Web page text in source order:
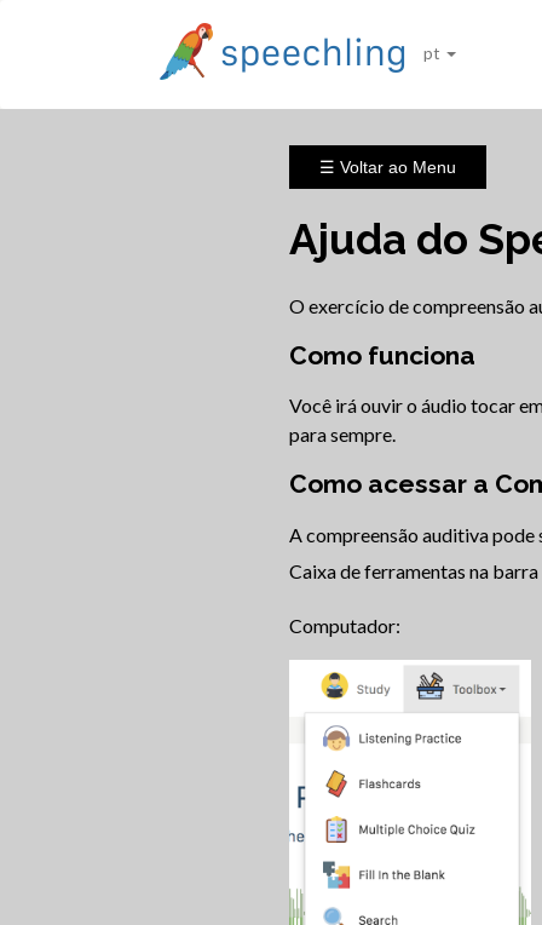
pt
☰ Voltar ao Menu
Ajuda do
O exercício de compreensão
Como funciona
Você irá ouvir o áudio tocar
para sempre.
Como acessar a
A compreensão auditiva pode
Caixa de ferramentas na
Computador: